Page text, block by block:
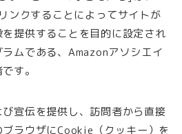
ンクすることによってサイトが
提供することを目的に設定され
ムである、Amazonアソシエイ
す。
宣伝を提供し、訪問者から直接
ラウザにCookie（クッキー）を